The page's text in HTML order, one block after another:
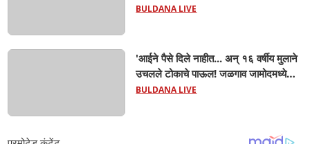
प्रसूती; आता झाली ७ लेकरांची माय ! वैद्यकीय
BULDANA LIVE
'आईने पैसे दिले नाहीत... अन् १६ वर्षीय मुलाने
उचलले टोकाचे पाऊल! जळगाव जामोदमध्ये
खळबळ'! मुलांमधली सहनशीलता संपली काय?
BULDANA LIVE